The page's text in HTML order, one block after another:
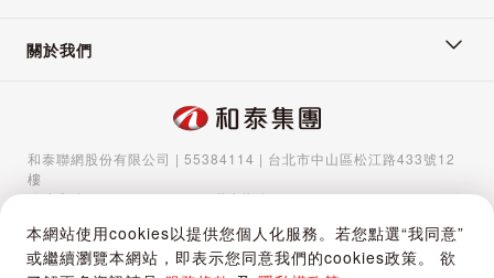
本網站使用cookies以提供您個人化服務。若您點選“我同意”
或繼續瀏覽本網站，即表示您同意我們的cookies政策。 欲
關於我們
和泰聯網股份有限公司 | 55384114 | 台北市中山區松江路433號12
樓
服務專線：02-5570-1788| 聯絡信箱：gocs@hotaigo.com.tw| 服
Copyright © 2024 Hotai Connected Co.,Ltd | Powered by Hotai
Motor Corporation